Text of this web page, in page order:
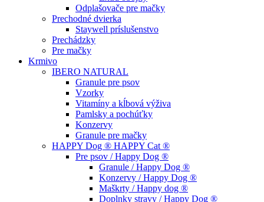
Odplašovače pre mačky
Prechodné dvierka
Staywell príslušenstvo
Prechádzky
Pre mačky
Krmivo
IBERO NATURAL
Granule pre psov
Vzorky
Vitamíny a kĺbová výživa
Pamlsky a pochúťky
Konzervy
Granule pre mačky
HAPPY Dog ® HAPPY Cat ®
Pre psov / Happy Dog ®
Granule / Happy Dog ®
Konzervy / Happy Dog ®
Maškrty / Happy dog ®
Doplnky stravy / Happy Dog ®